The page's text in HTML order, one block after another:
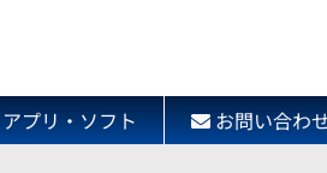
アプリ・ソフト お問い合わ